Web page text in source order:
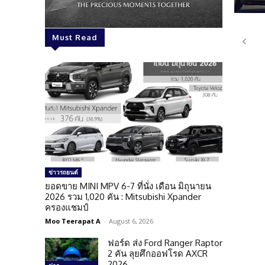
Must Read
ข่าวรถยนต์
ยอดขาย MINI MPV 6-7 ที่นั่ง เดือน มิถุนายน
2026 รวม 1,020 คัน : Mitsubishi Xpander
ครองแชมป์
Moo Teerapat A - August 6, 2026
ฟอร์ด ส่ง Ford Ranger Raptor
2 คัน ลุยศึกออฟโรด AXCR